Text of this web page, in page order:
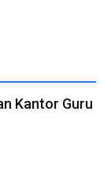
Kantor Guru